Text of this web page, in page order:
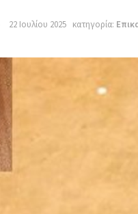
22 Ιουλίου 2025 κατηγορία: